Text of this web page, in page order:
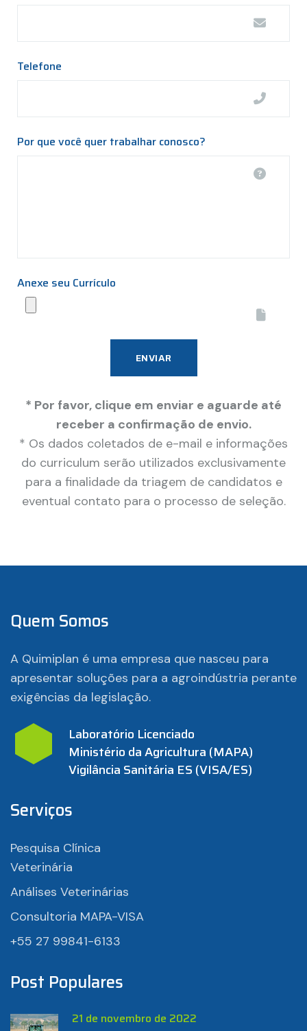
Telefone
Por que você quer trabalhar conosco?
Anexe seu Currículo
ENVIAR
* Por favor, clique em enviar e aguarde até
receber a confirmação de envio.
* Os dados coletados de e-mail e informações
do curriculum serão utilizados exclusivamente
para a finalidade da triagem de candidatos e
eventual contato para o processo de seleção.
Quem Somos
A Quimiplan é uma empresa que nasceu para
apresentar soluções para a agroindústria perante
exigências da legislação.
Laboratório Licenciado
Ministério da Agricultura (MAPA)
Vigilância Sanitária ES (VISA/ES)
Serviços
Pesquisa Clínica
Veterinária
Análises Veterinárias
Consultoria MAPA-VISA
+55 27 99841-6133
Post Populares
21 de novembro de 2022